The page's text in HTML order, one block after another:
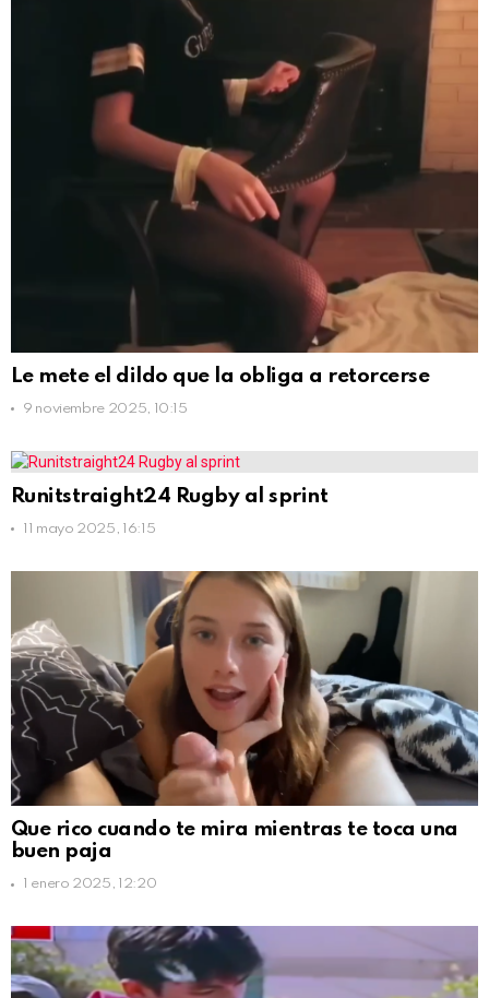
Le mete el dildo que la obliga a retorcerse
9 noviembre 2025, 10:15
Runitstraight24 Rugby al sprint
11 mayo 2025, 16:15
Que rico cuando te mira mientras te toca una
buen paja
1 enero 2025, 12:20